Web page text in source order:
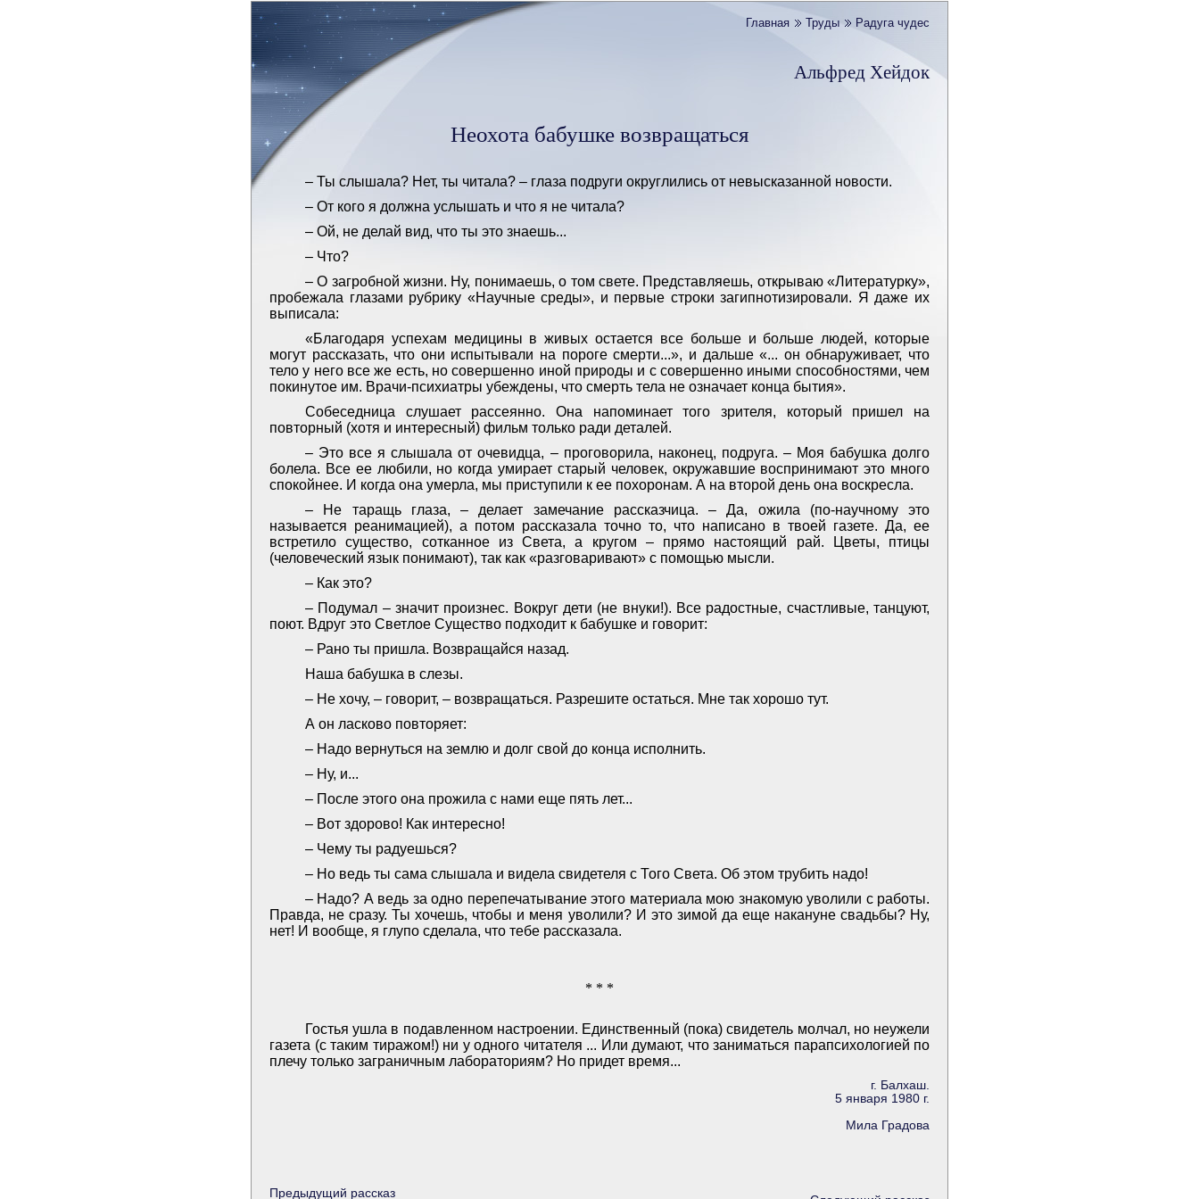
Главная Труды Радуга чудес
Альфред Хейдок
Неохота бабушке возвращаться
– Ты слышала? Нет, ты читала? – глаза подруги округлились от невысказанной новости.
– От кого я должна услышать и что я не читала?
– Ой, не делай вид, что ты это знаешь...
– Что?
– О загробной жизни. Ну, понимаешь, о том свете. Представляешь, открываю «Литературку»,
пробежала глазами рубрику «Научные среды», и первые строки загипнотизировали. Я даже их
выписала:
«Благодаря успехам медицины в живых остается все больше и больше людей, которые
могут рассказать, что они испытывали на пороге смерти...», и дальше «... он обнаруживает, что
тело у него все же есть, но совершенно иной природы и с совершенно иными способностями, чем
покинутое им. Врачи-психиатры убеждены, что смерть тела не означает конца бытия».
Собеседница слушает рассеянно. Она напоминает того зрителя, который пришел на
повторный (хотя и интересный) фильм только ради деталей.
– Это все я слышала от очевидца, – проговорила, наконец, подруга. – ­Моя бабушка долго
болела. Все ее любили, но когда умирает старый человек, окружавшие воспринимают это много
спокойнее. И когда она умерла, мы приступили к ее похоронам. А на второй день она воскресла.
– Не таращь глаза, – делает замечание рассказчица. – Да, ожила (по-научному это
называется реанимацией), а потом рассказала точно то, что написано в твоей газете. Да, ее
встретило существо, сотканное из Света, а кругом – прямо настоящий рай. Цветы, птицы
(человеческий язык понимают), так как «разговаривают» с помощью мысли.
– Как это?
– Подумал – значит произнес. Вокруг дети (не внуки!). Все радостные, счастливые, танцуют,
поют. Вдруг это Светлое Существо подходит к бабушке и говорит:
– Рано ты пришла. Возвращайся назад.
Наша бабушка в слезы.
– Не хочу, – говорит, – возвращаться. Разрешите остаться. Мне так хорошо тут.
А он ласково повторяет:
– Надо вернуться на землю и долг свой до конца исполнить.
– Ну, и...
– После этого она прожила с нами еще пять лет...
– Вот здорово! Как интересно!
– Чему ты радуешься?
– Но ведь ты сама слышала и видела свидетеля с Того Света. Об этом трубить надо!
– Надо? А ведь за одно перепечатывание этого материала мою знакомую уволили с работы.
Правда, не сразу. Ты хочешь, чтобы и меня уволили? И это зимой да еще накануне свадьбы? Ну,
нет! И вообще, я глупо сделала, что тебе рассказала.
* * *
Гостья ушла в подавленном настроении. Единственный (пока) свидетель молчал, но неужели
газета (с таким тиражом!) ни у одного читателя ... Или думают, что заниматься парапсихологией по
плечу только заграничным лабораториям? Но придет время...
г. Балхаш.
5 января 1980 г.
Мила Градова
Предыдущий рассказ